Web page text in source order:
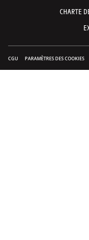
CHARTE
CGU PARAMÈTRES DES COOKIES